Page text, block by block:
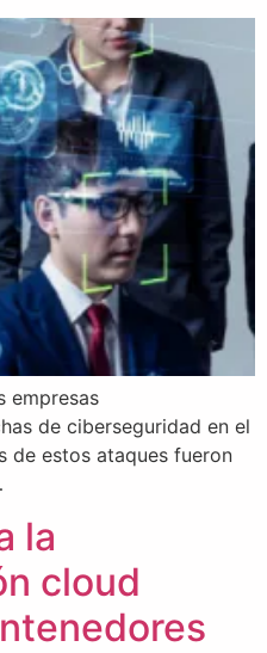
empresas
de ciberseguridad en el
de estos ataques fueron
la
cloud